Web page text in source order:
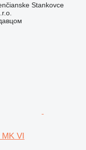
Stankovce
VI